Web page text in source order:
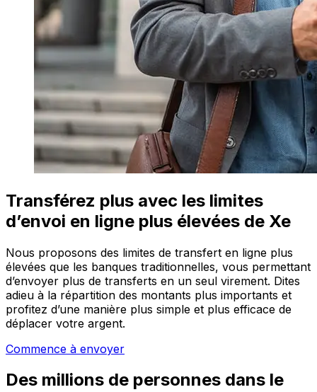
Transférez plus avec les limites
d’envoi en ligne plus élevées de Xe
Nous proposons des limites de transfert en ligne plus
élevées que les banques traditionnelles, vous permettant
d’envoyer plus de transferts en un seul virement. Dites
adieu à la répartition des montants plus importants et
profitez d’une manière plus simple et plus efficace de
déplacer votre argent.
Commence à envoyer
Des millions de personnes dans le